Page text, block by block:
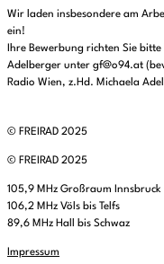
Wir laden insbesondere am
ein!
Ihre Bewerbung richten Sie
Adelberger unter gf@o94.at
Radio Wien, z.Hd. Michaela
© FREIRAD 2025
© FREIRAD 2025
105,9 MHz Großraum Innsbruck
106,2 MHz Völs bis Telfs
89,6 MHz Hall bis Schwaz
Impressum